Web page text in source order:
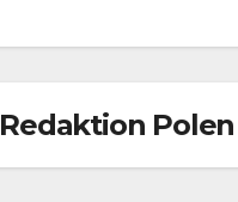
Redaktion